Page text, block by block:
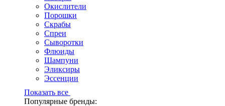
Окислители
Порошки
Скрабы
Спреи
Сыворотки
Флюиды
Шампуни
Эликсиры
Эссенции
Показать все
Популярные бренды: